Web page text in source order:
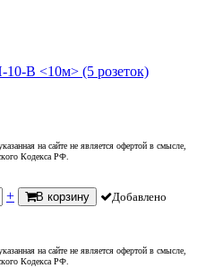
10-B <10м> (5 розеток)
на сайте не является офертой в смысле,
Кодекса РФ.
+ В корзину Добавлено
на сайте не является офертой в смысле,
Кодекса РФ.